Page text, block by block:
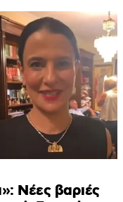
Νέες βαριές